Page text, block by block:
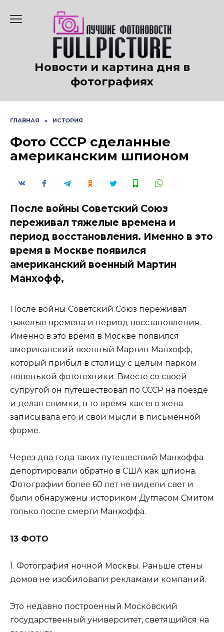
содержанию
Новости и картина дня в
фотографиях
ГЛАВНАЯ » ИСТОРИЯ
Фото СССР сделанные
американским шпионом
После войны Советский Союз
переживал тяжелые времена и
период восстановления. Именно в это
время в Москве появился
американский военный Мартин
Манхофф,
После войны Советский Союз переживал
тяжелые времена и период восстановления.
Именно в это время в Москве появился
американский военный Мартин Манхофф,
который прибыл в столицу с целым парком
новенькой фототехники. Вместе со своей
супругой он путешествовал по СССР на поезде
и делал снимки, в то время как его жена
записывала его и свои мысли в письменной
форме.
Через два года таких путешествий Манхоффа
депортировали обратно в США как шпиона.
Фотографии более 60 лет не видели свет и
были обнаружены историком Дугласом Смитом
только после смерти Манхоффа.
13 ФОТО
1. Фотография ночной Москвы. Раньше стены
домов не изобиловали рекламами компаний.
Это недавно построенный Московский
государственный университет, светящийся на